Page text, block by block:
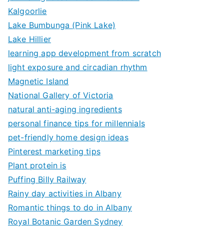
Kalgoorlie
Lake Bumbunga (Pink Lake)
Lake Hillier
learning app development from scratch
light exposure and circadian rhythm
Magnetic Island
National Gallery of Victoria
natural anti-aging ingredients
personal finance tips for millennials
pet-friendly home design ideas
Pinterest marketing tips
Plant protein is
Puffing Billy Railway
Rainy day activities in Albany
Romantic things to do in Albany
Royal Botanic Garden Sydney